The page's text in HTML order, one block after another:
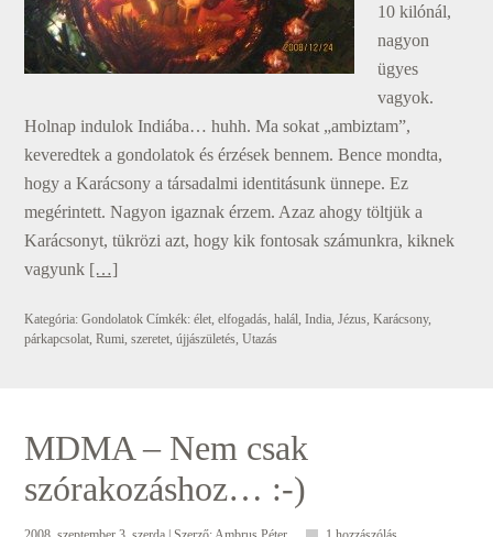
10 kilónál,
nagyon
ügyes
vagyok.
Holnap indulok Indiába… huhh. Ma sokat „ambiztam”,
keveredtek a gondolatok és érzések bennem. Bence mondta,
hogy a Karácsony a társadalmi identitásunk ünnepe. Ez
megérintett. Nagyon igaznak érzem. Azaz ahogy töltjük a
Karácsonyt, tükrözi azt, hogy kik fontosak számunkra, kiknek
vagyunk […]
Kategória:Gondolatok Címkék:élet,elfogadás,halál,India,Jézus,Karácsony,
párkapcsolat,Rumi,szeretet,újjászületés,Utazás
MDMA – Nem csak
szórakozáshoz… :-)